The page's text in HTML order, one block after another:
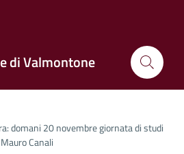
di Valmontone
domani 20 novembre giornata di studi
Canali